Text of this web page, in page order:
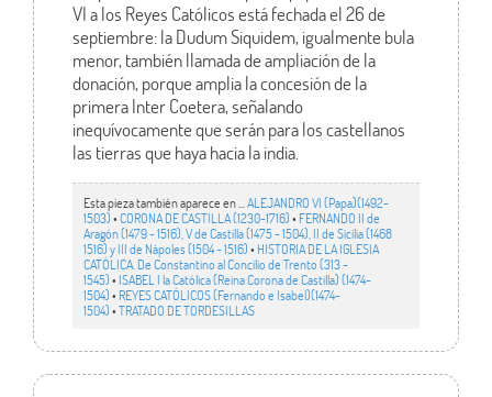
VI a los Reyes Católicos está fechada el 26 de
septiembre: la Dudum Siquidem, igualmente bula
menor, también llamada de ampliación de la
donación, porque amplia la concesión de la
primera Inter Coetera, señalando
inequívocamente que serán para los castellanos
las tierras que haya hacia la india.
Esta pieza también aparece en ... ALEJANDRO VI (Papa)(1492-
1503)•CORONA DE CASTILLA (1230-1716)• FERNANDO II de
Aragón (1479 - 1516), V de Castilla (1475 - 1504), II de Sicilia (1468
1516) y III de Nápoles (1504 - 1516)• HISTORIA DE LA IGLESIA
CATÓLICA. De Constantino al Concilio de Trento (313 -
1545)• ISABEL I la Católica (Reina Corona de Castilla) (1474-
1504)• REYES CATÓLICOS (Fernando e Isabel)(1474-
1504)•TRATADO DE TORDESILLAS